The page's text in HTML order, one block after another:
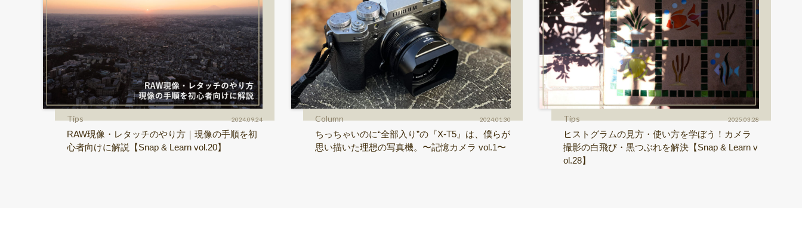
Tips 2024.09.24
RAW現像・レタッチのやり方｜現像の手順を初
心者向けに解説【Snap & Learn vol.20】
Column 2024.01.30
ちっちゃいのに“全部入り”の『X-T5』は、僕らが
思い描いた理想の写真機。〜記憶カメラ vol.1〜
Tips 2025.03.28
ヒストグラムの見方・使い方を学ぼう！カメラ
撮影の白飛び・黒つぶれを解決【Snap & Learn v
ol.28】